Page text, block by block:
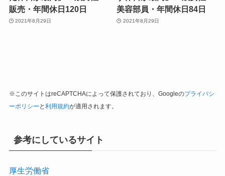
販売・年間休日120日
2021年8月29日
美容部員・年間休日84日
2021年8月29日
※このサイトはreCAPTCHAによって保護されており、Googleのプライバシ
ーポリシー と 利用規約が適用されます。
参考にしているサイト
厚生労働省